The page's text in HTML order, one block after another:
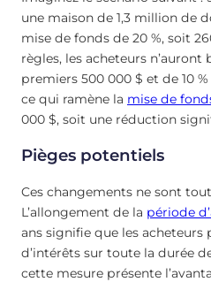
une maison de 1,3 million de
mise de fonds de 20 %, soit
règles, les acheteurs n’auront
premiers 500 000 $ et de 10
ce qui ramène la mise de
000 $, soit une réduction
Pièges potentiels
Ces changements ne sont
L’allongement de la période
ans signifie que les acheteurs
d’intérêts sur toute la durée
cette mesure présente